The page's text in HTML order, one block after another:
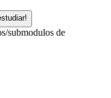
submodulos de